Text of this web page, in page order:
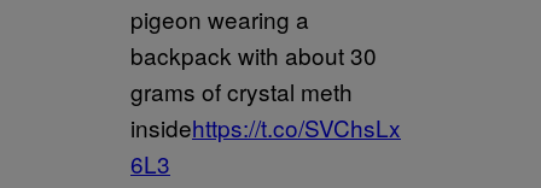
pigeon wearing a
backpack with about 30
grams of crystal meth
insidehttps://t.co/SVChsLx
6L3